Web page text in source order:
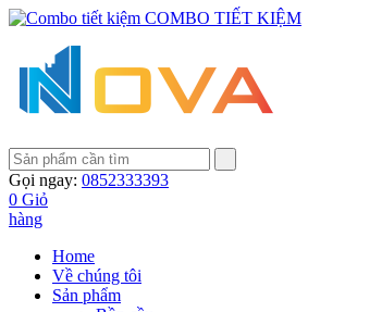
COMBO TIẾT KIỆM
Gọi ngay: 0852333393
0 Giỏ
hàng
Home
Về chúng tôi
Sản phẩm